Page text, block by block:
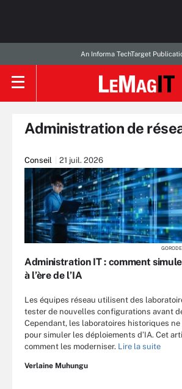
An Informa TechTarget
Administration de
Conseil 21 juil. 2026
Administration IT : comment
à l’ère de l’IA
Les équipes réseau utilisent des
tester de nouvelles configurations avant
Cependant, les laboratoires historiques
pour simuler les déploiements d’IA. Cet
comment les moderniser. Lire la suite
Verlaine Muhungu